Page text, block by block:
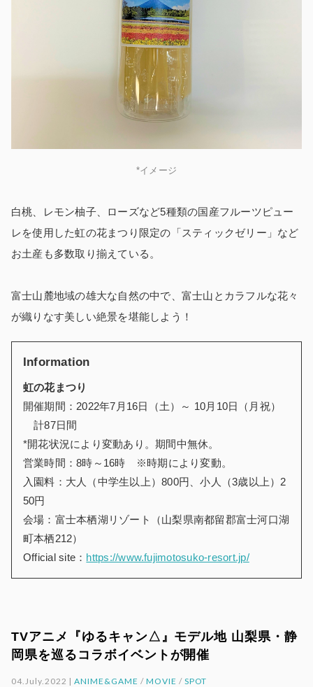
*イメージ
白桃、レモン柚子、ローズなど5種類の国産フルーツピュー
レを使用した虹の花まつり限定の「スティックゼリー」など
お土産も多数取り揃えている。
富士山麓地域の雄大な自然の中で、富士山とカラフルな花々
が織りなす美しい絶景を堪能しよう！
Information
虹の花まつり
開催期間：2022年7月16日（土）～ 10月10日（月祝）
計87日間
*開花状況により変動あり。期間中無休。
営業時間：8時～16時 ※時期により変動。
入園料：大人（中学生以上）800円、小人（3歳以上）2
50円
会場：富士本栖湖リゾート（山梨県南都留郡富士河口湖
町本栖212）
Official site： https://www.fujimotosuko-resort.jp/
TVアニメ『ゆるキャン△』モデル地 山梨県・静
岡県を巡るコラボイベントが開催
04.July.2022 |ANIME&GAME / MOVIE / SPOT